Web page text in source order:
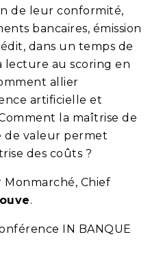
de leur conformité,
bancaires, émission
dans un temps de
au scoring en
allier
artificielle et
la maîtrise de
de valeur permet
des coûts ?
Monmarché, Chief
.
IN BANQUE